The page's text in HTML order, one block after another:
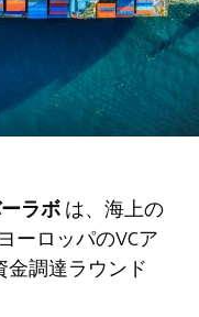
ラボは、海上の
ーロッパのVCア
金調達ラウンド